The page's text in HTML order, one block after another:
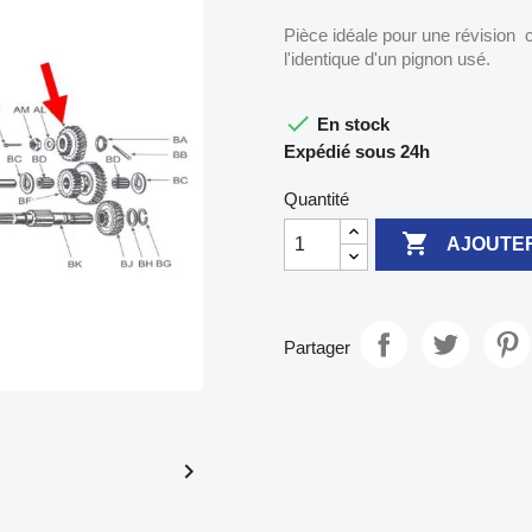

Pièce idéale pour une révision
l'identique d'un pignon usé.
 En stock
Expédié sous 24h
Quantité

Partager